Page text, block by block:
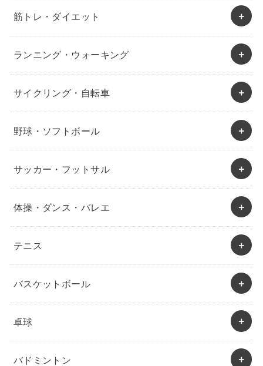
筋トレ・ダイエット
ランニング・ウォーキング
サイクリング・自転車
野球・ソフトボール
サッカー・フットサル
体操・ダンス・バレエ
テニス
バスケットボール
卓球
バドミントン